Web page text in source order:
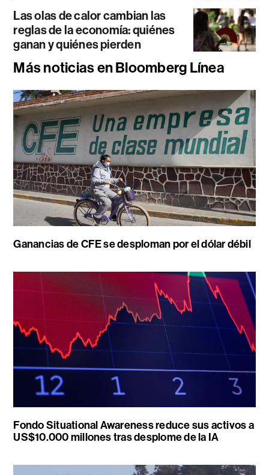
Las olas de calor cambian las
reglas de la economía: quiénes
ganan y quiénes pierden
Más noticias en Bloomberg Línea
Ganancias de CFE se desploman por el dólar débil
Fondo Situational Awareness reduce sus activos a
US$10.000 millones tras desplome de la IA